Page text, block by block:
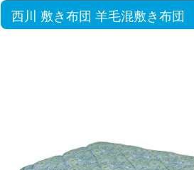
西川 敷き布団 羊毛混敷き布団